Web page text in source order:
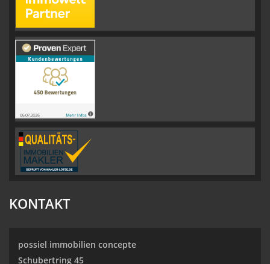
KONTAKT
possiel immobilien concepte
Schubertring 45